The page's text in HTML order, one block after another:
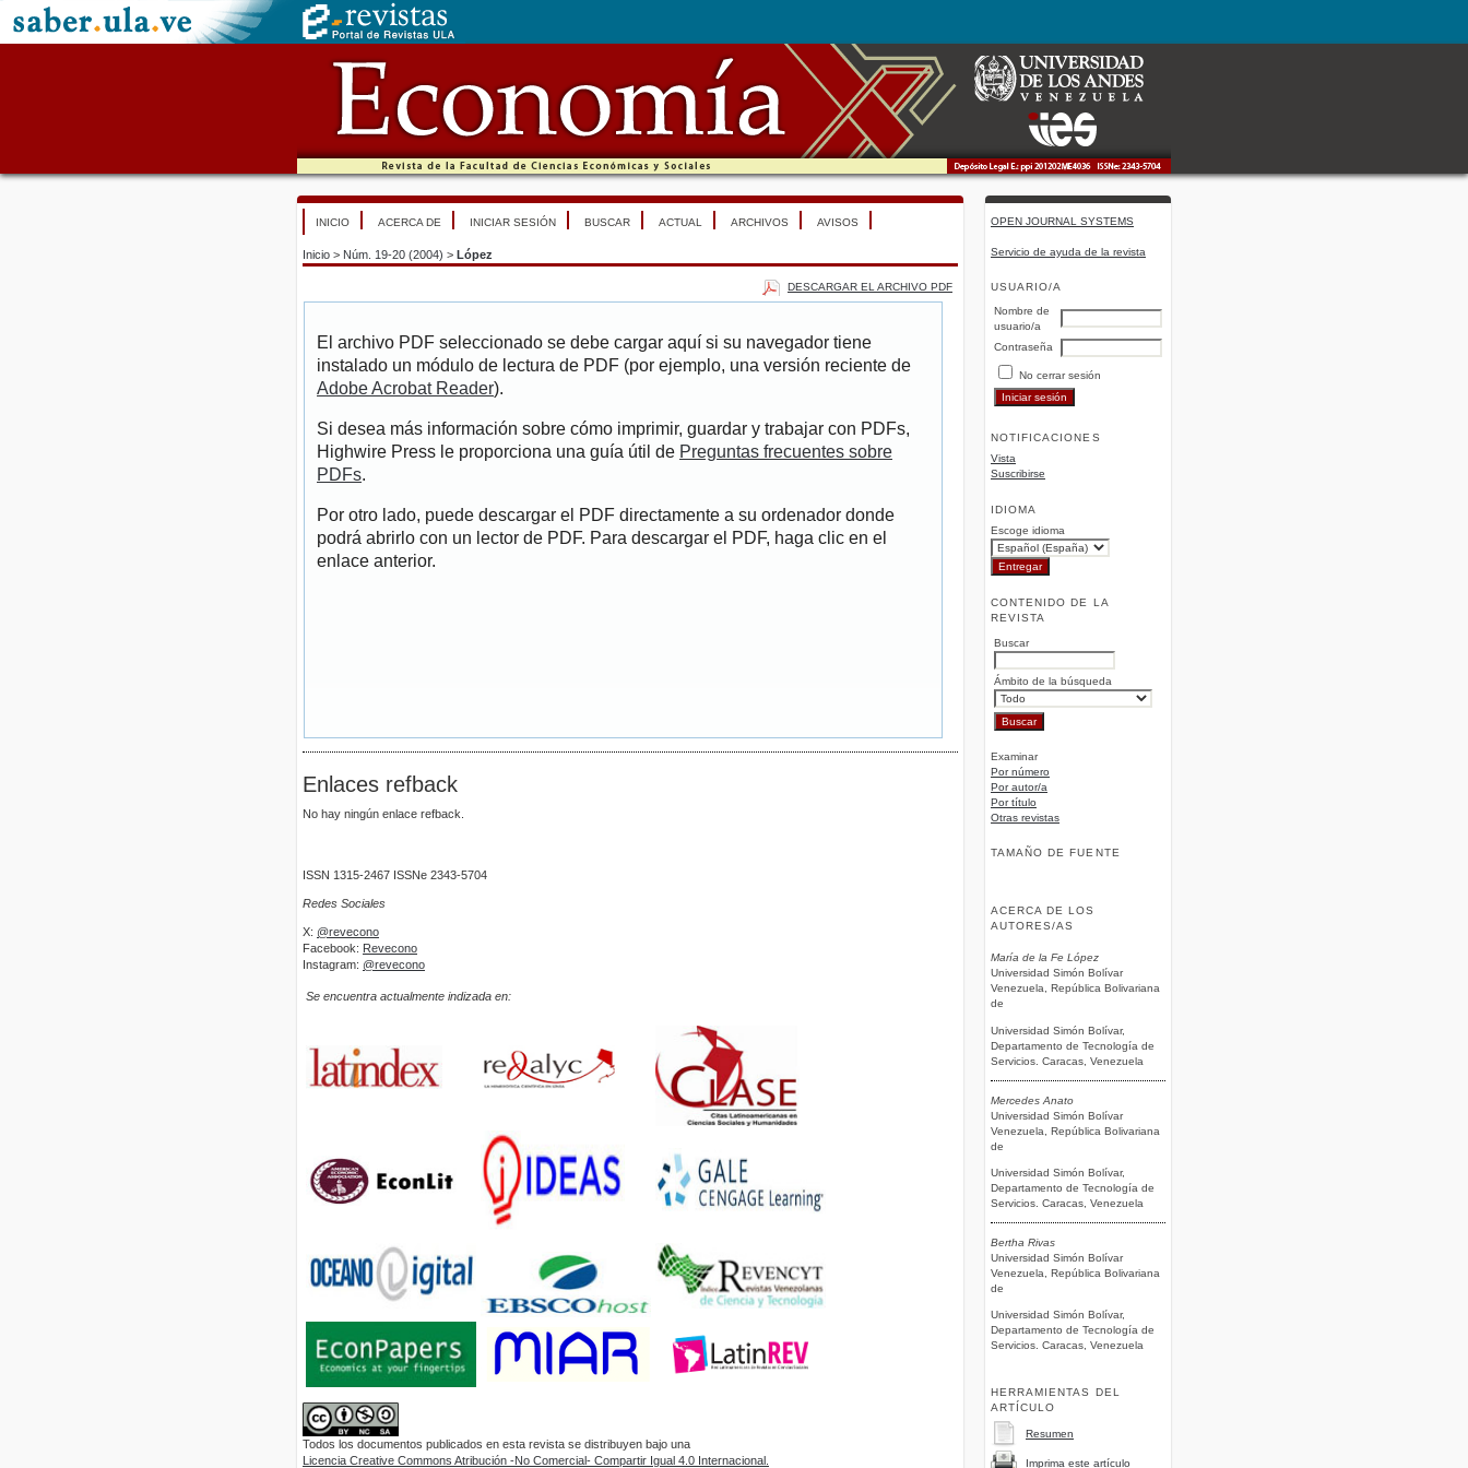
OPEN JOURNAL SYSTEMS
Servicio de ayuda de la revista
USUARIO/A
Nombre de
usuario/a
Contraseña
No cerrar sesión
NOTIFICACIONES
Vista
Suscribirse
IDIOMA
Escoge idioma
CONTENIDO DE LA
REVISTA
Buscar
Ámbito de la búsqueda
Examinar
Por número
Por autor/a
Por título
Otras revistas
TAMAÑO DE FUENTE
ACERCA DE LOS
AUTORES/AS
María de la Fe López
Universidad Simón Bolívar
Venezuela, República Bolivariana
de
Universidad Simón Bolívar,
Departamento de Tecnología de
Servicios. Caracas, Venezuela
Mercedes Anato
Universidad Simón Bolívar
Venezuela, República Bolivariana
de
Universidad Simón Bolívar,
Departamento de Tecnología de
Servicios. Caracas, Venezuela
Bertha Rivas
Universidad Simón Bolívar
Venezuela, República Bolivariana
de
Universidad Simón Bolívar,
Departamento de Tecnología de
Servicios. Caracas, Venezuela
HERRAMIENTAS DEL
ARTÍCULO
Resumen
Imprima este artículo
INICIO ACERCA DE INICIAR SESIÓN BUSCAR ACTUAL ARCHIVOS AVISOS
Inicio > Núm. 19-20 (2004) > López
DESCARGAR EL ARCHIVO PDF
El archivo PDF seleccionado se debe cargar aquí si su navegador tiene
instalado un módulo de lectura de PDF (por ejemplo, una versión reciente de
Adobe Acrobat Reader).
Si desea más información sobre cómo imprimir, guardar y trabajar con PDFs,
Highwire Press le proporciona una guía útil de Preguntas frecuentes sobre
PDFs.
Por otro lado, puede descargar el PDF directamente a su ordenador donde
podrá abrirlo con un lector de PDF. Para descargar el PDF, haga clic en el
enlace anterior.
Enlaces refback
No hay ningún enlace refback.
ISSN 1315-2467 ISSNe 2343-5704
Redes Sociales
X: @revecono
Facebook: Revecono
Instagram: @revecono
Se encuentra actualmente indizada en:
Todos los documentos publicados en esta revista se distribuyen bajo una
Licencia Creative Commons Atribución -No Comercial- Compartir Igual 4.0 Internacional.